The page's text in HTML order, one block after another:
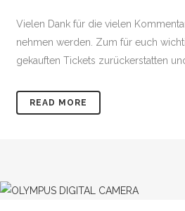
Vielen Dank für die vielen
nehmen werden. Zum für euch
gekauften Tickets zurückerstatten
READ MORE